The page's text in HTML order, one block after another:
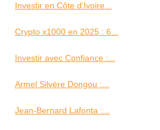
Investir en Côte d’Ivoire...
Crypto x1000 en 2025 : 6...
Investir avec Confiance :...
Armel Silvère Dongou :...
Jean-Bernard Lafonta :...